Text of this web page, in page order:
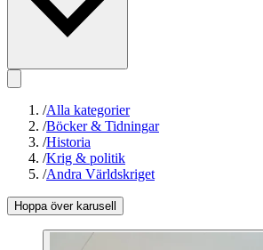
/Alla kategorier
/Böcker & Tidningar
/Historia
/Krig & politik
/Andra Världskriget
Hoppa över karusell